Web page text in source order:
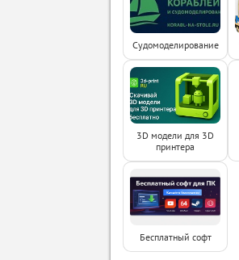
Судомоделирование
3D модели для 3D
принтера
Бесплатный софт